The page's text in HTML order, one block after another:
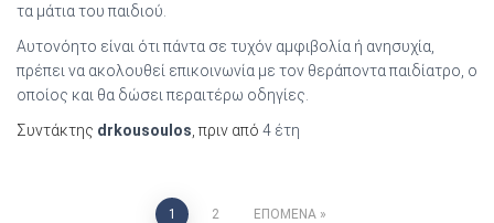
τα μάτια του παιδιού.
Αυτονόητο είναι ότι πάντα σε τυχόν αμφιβολία ή ανησυχία,
πρέπει να ακολουθεί επικοινωνία με τον θεράποντα παιδίατρο, ο
οποίος και θα δώσει περαιτέρω οδηγίες.
Συντάκτης drkousoulos , πριν από 4 έτη
1 2 ΕΠΌΜΕΝΑ